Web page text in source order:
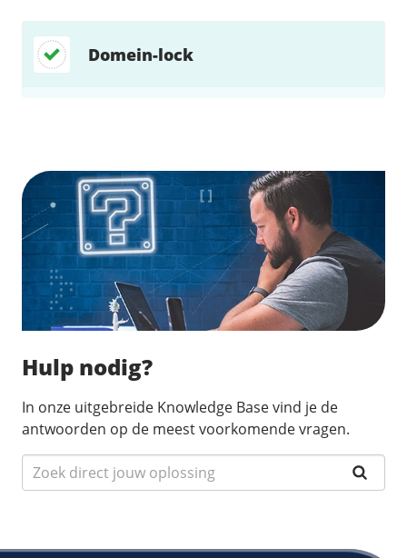
Domein-lock
Hulp nodig?
In onze uitgebreide Knowledge Base vind je de
antwoorden op de meest voorkomende vragen.